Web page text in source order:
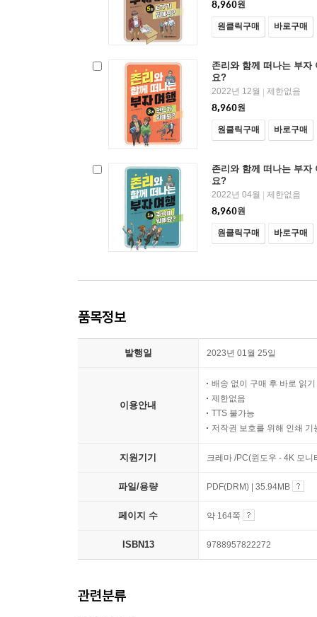
8,960원
원클릭구매 바로구매
존리와 함께 떠나는 부자
요?
2022년 12월 | 제한없음
8,960원
원클릭구매 바로구매
존리와 함께 떠나는 부자
요?
2022년 04월 | 제한없음
8,960원
원클릭구매 바로구매
품목정보
발행일 2023년 01월 25일
이용안내
배송 없이 구매 후 바로 읽기
제한없음
TTS 불가능
저작권 보호를 위해 인쇄 기
지원기기 크레마 /PC(윈도우 - 4K 모
파일/용량 PDF(DRM) | 35.94MB
페이지 수 약 164쪽
ISBN13 9788957822272
관련분류